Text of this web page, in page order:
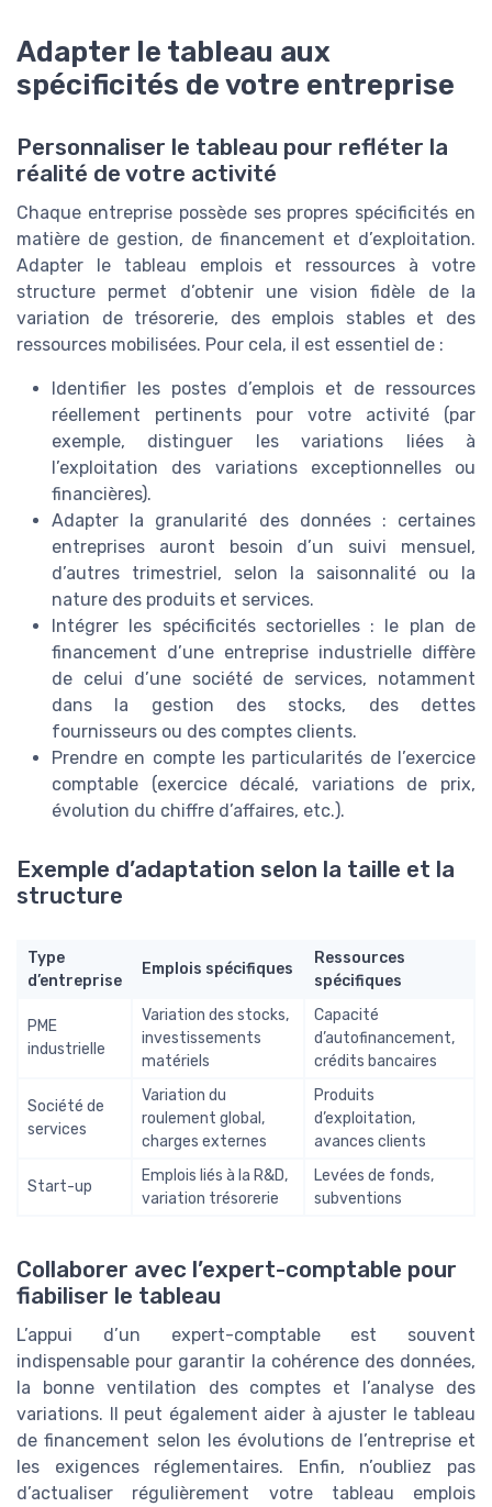
Adapter le tableau aux
spécificités de votre entreprise
Personnaliser le tableau pour refléter la
réalité de votre activité
Chaque entreprise possède ses propres spécificités en
matière de gestion, de financement et d’exploitation.
Adapter le tableau emplois et ressources à votre
structure permet d’obtenir une vision fidèle de la
variation de trésorerie, des emplois stables et des
ressources mobilisées. Pour cela, il est essentiel de :
Identifier les postes d’emplois et de ressources
réellement pertinents pour votre activité (par
exemple, distinguer les variations liées à
l’exploitation des variations exceptionnelles ou
financières).
Adapter la granularité des données : certaines
entreprises auront besoin d’un suivi mensuel,
d’autres trimestriel, selon la saisonnalité ou la
nature des produits et services.
Intégrer les spécificités sectorielles : le plan de
financement d’une entreprise industrielle diffère
de celui d’une société de services, notamment
dans la gestion des stocks, des dettes
fournisseurs ou des comptes clients.
Prendre en compte les particularités de l’exercice
comptable (exercice décalé, variations de prix,
évolution du chiffre d’affaires, etc.).
Exemple d’adaptation selon la taille et la
structure
Type
d’entreprise
Emplois spécifiques
Ressources
spécifiques
PME
industrielle
Variation des stocks,
investissements
matériels
Capacité
d’autofinancement,
crédits bancaires
Société de
services
Variation du
roulement global,
charges externes
Produits
d’exploitation,
avances clients
Start-up
Emplois liés à la R&D,
variation trésorerie
Levées de fonds,
subventions
Collaborer avec l’expert-comptable pour
fiabiliser le tableau
L’appui d’un expert-comptable est souvent
indispensable pour garantir la cohérence des données,
la bonne ventilation des comptes et l’analyse des
variations. Il peut également aider à ajuster le tableau
de financement selon les évolutions de l’entreprise et
les exigences réglementaires. Enfin, n’oubliez pas
d’actualiser régulièrement votre tableau emplois